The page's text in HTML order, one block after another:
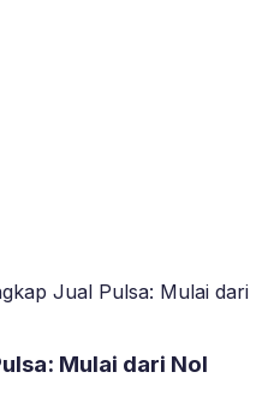
Jual Pulsa: Mulai dari
Mulai dari Nol